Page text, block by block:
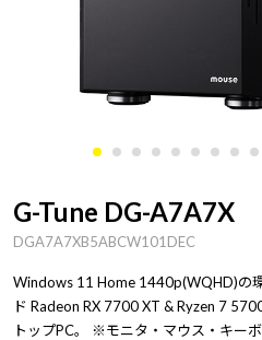
G-Tune DG-A7A7X
DGA7A7XB5ABCW101DEC
Windows 11 Home 1440p(WQHD)の
ド Radeon RX 7700 XT & Ryzen 7
トップPC。 ※モニタ・マウス・キーボ